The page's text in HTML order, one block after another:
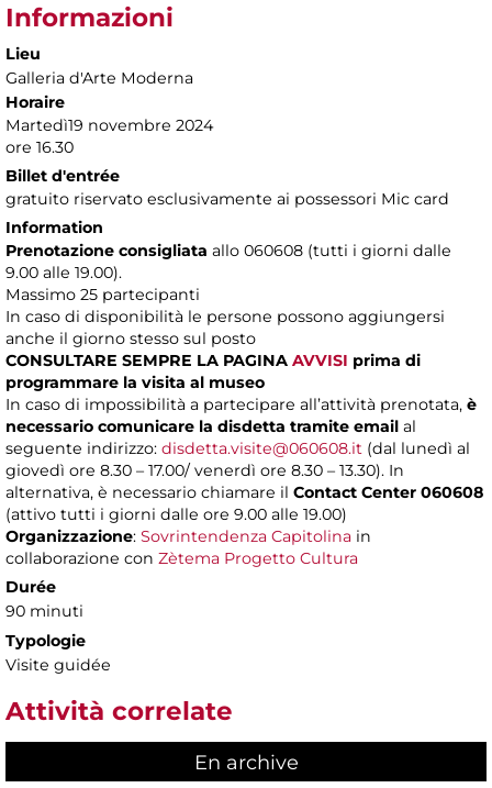
Informazioni
Lieu
Galleria d'Arte Moderna
Horaire
Martedì19 novembre 2024
ore 16.30
Billet d'entrée
gratuito riservato esclusivamente ai possessori Mic card
Information
Prenotazione consigliata allo 060608 (tutti i giorni dalle
9.00 alle 19.00).
Massimo 25 partecipanti
In caso di disponibilità le persone possono aggiungersi
anche il giorno stesso sul posto
CONSULTARE SEMPRE LA PAGINA AVVISI prima di
programmare la visita al museo
In caso di impossibilità a partecipare all’attività prenotata, è
necessario comunicare la disdetta tramite email al
seguente indirizzo: disdetta.visite@060608.it (dal lunedì al
giovedì ore 8.30 – 17.00/ venerdì ore 8.30 – 13.30). In
alternativa, è necessario chiamare il Contact Center 060608
(attivo tutti i giorni dalle ore 9.00 alle 19.00)
Organizzazione: Sovrintendenza Capitolina in
collaborazione con Zètema Progetto Cultura
Durée
90 minuti
Typologie
Visite guidée
Attività correlate
En archive